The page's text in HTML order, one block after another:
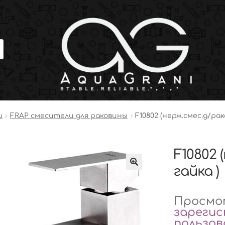
FRAP смесители для раковины F10802 (нерж.смес.д/
гайка )